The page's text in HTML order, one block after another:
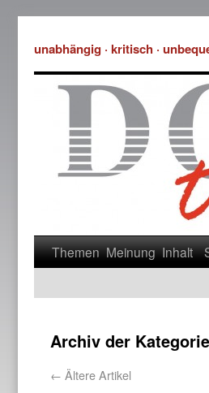
unabhängig · kritisch ·
Themen Meinung Inhalt
Archiv der
← Ältere Artikel